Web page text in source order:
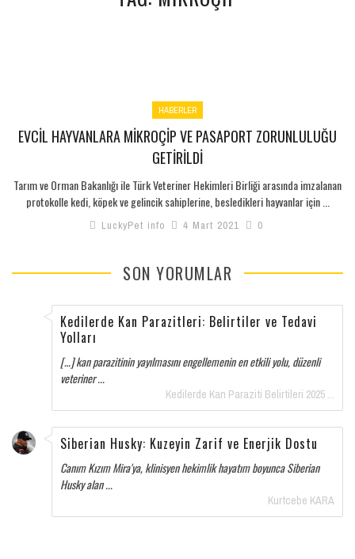
BALIKLAR
SÜRÜNGENLER
YABAN HAYATI
HABERLER
EVCIL HAYVANLARA MIKROÇIP VE PASAPORT ZORUNLULUĞU
GETIRILDI
Tarım ve Orman Bakanlığı ile Türk Veteriner Hekimleri Birliği arasında imzalanan
protokolle kedi, köpek ve gelincik sahiplerine, besledikleri hayvanlar için ...
LuckyPet info 4 Mart 2021 0
SON YORUMLAR
Kedilerde Kan Parazitleri: Belirtiler ve Tedavi
Yolları
[…] kan parazitinin yayılmasını engellemenin en etkili yolu, düzenli
veteriner ...
Kedilerde Kan Paraziti Belirtileri 2025 ...
Siberian Husky: Kuzeyin Zarif ve Enerjik Dostu
Canım Kızım Mira'ya, klinisyen hekimlik hayatım boyunca Siberian
Husky alan ...
Kurtcebe KARA